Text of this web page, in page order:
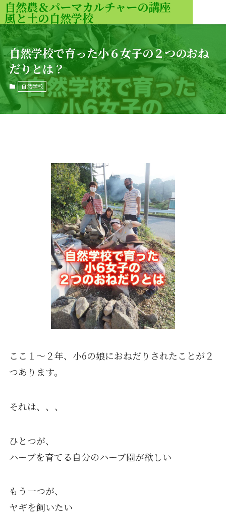
自然農＆パーマカルチャーの講座
風と土の自然学校
自然学校で育った小６女子の２つのおね
だりとは？
自然学校
ここ１〜２年、小6の娘におねだりされたことが２
つあります。
それは、、、
ひとつが、
ハーブを育てる自分のハーブ園が欲しい
もう一つが、
ヤギを飼いたい